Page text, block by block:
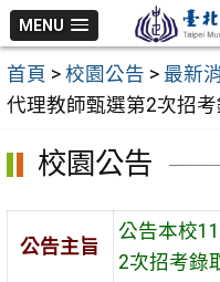
跳
至
主
要
MENU
首頁 > 校園公告 > 最新
代理教師甄選第2次招考
校園公告
公告主旨
公告本校
2次招考錄